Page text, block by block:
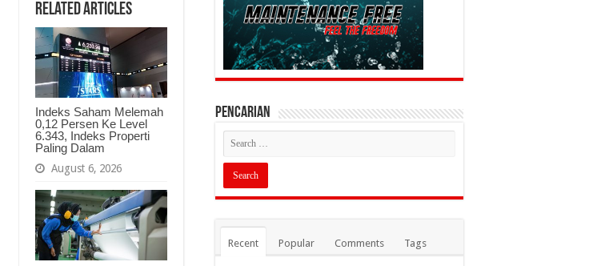
Related Articles
Indeks Saham Melemah
0,12 Persen Ke Level
6.343, Indeks Properti
Paling Dalam
August 6, 2026
PENCARIAN
Recent Popular Comments Tags